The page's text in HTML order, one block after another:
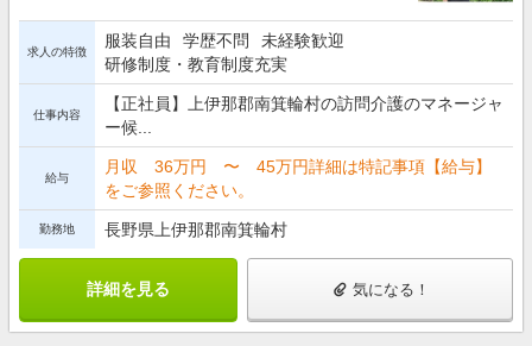
求人の特徴
服装自由 学歴不問
未経験歓迎
研修制度・教育制度充実
仕事内容
【正社員】上伊那郡南箕輪村の訪問介護のマネージャ
ー候...
給与
月収 36万円 〜 45万円詳細は特記事項【給与】
をご参照ください。
勤務地 長野県上伊那郡南箕輪村
詳細を見る 気になる！